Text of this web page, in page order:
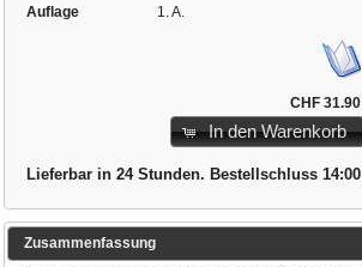
Auflage
1. A.
CHF 31.90
In den Warenkorb
Lieferbar in 24 Stunden. Bestellschluss 14:00
Zusammenfassung